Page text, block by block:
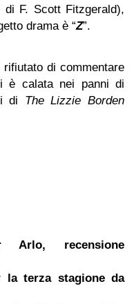
di F. Scott Fitzgerald),
drama è “Z”.
di commentare
è calata nei panni di
di The Lizzie Borden
Arlo, recensione
la terza stagione da